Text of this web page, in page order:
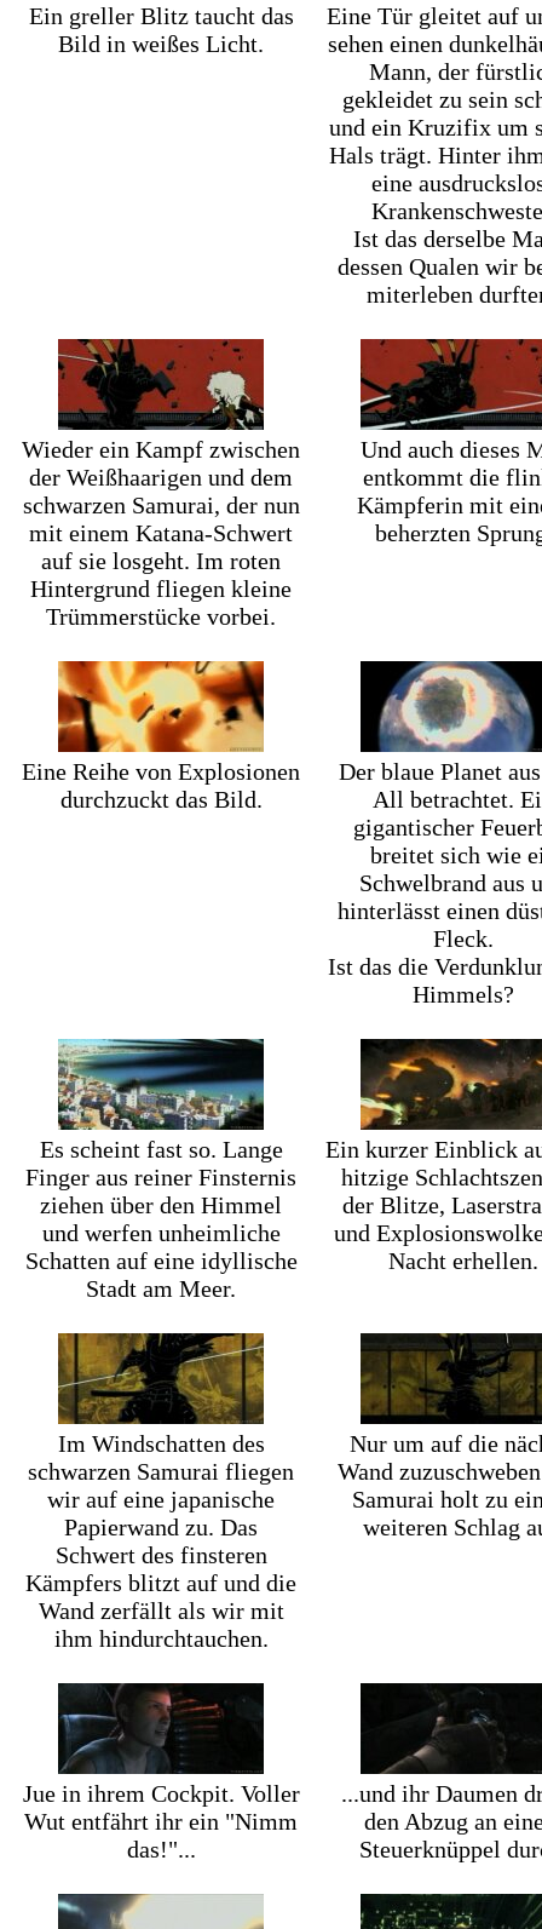
Ein greller Blitz taucht das
Bild in weißes Licht.
Eine Tür gleitet auf
sehen einen
Mann, der
gekleidet zu sein
und ein Kruzifix um
Hals trägt. Hinter
eine
Ist das derselbe
dessen Qualen wir
miterleben
Wieder ein Kampf zwischen
der Weißhaarigen und dem
schwarzen Samurai, der nun
mit einem Katana-Schwert
auf sie losgeht. Im roten
Hintergrund fliegen kleine
Trümmerstücke vorbei.
Und auch dieses
entkommt die
Kämpferin mit
beherzten
Eine Reihe von Explosionen
durchzuckt das Bild.
Der blaue Planet
All betrachtet.
gigantischer
breitet sich wie
Schwelbrand aus
hinterlässt einen
Fleck.
Ist das die
Himmels?
Es scheint fast so. Lange
Finger aus reiner Finsternis
ziehen über den Himmel
und werfen unheimliche
Schatten auf eine idyllische
Stadt am Meer.
Ein kurzer Einblick
hitzige
der Blitze,
und
Nacht erhellen.
Im Windschatten des
schwarzen Samurai fliegen
wir auf eine japanische
Papierwand zu. Das
Schwert des finsteren
Kämpfers blitzt auf und die
Wand zerfällt als wir mit
ihm hindurchtauchen.
Nur um auf die
Wand
Samurai holt zu
weiteren Schlag
Jue in ihrem Cockpit. Voller
Wut entfährt ihr ein "Nimm
das!"...
...und ihr Daumen
den Abzug an
Steuerknüppel